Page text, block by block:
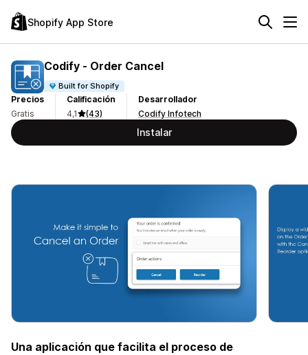
Shopify App Store
Codify ‑ Order Cancel
Built for Shopify
Precios
Gratis
Calificación
4,1
(43)
Desarrollador
Codify Infotech
Instalar
Una aplicación que facilita el proceso de